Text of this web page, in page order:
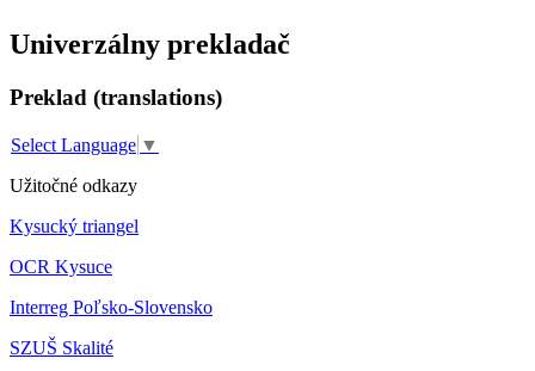
Univerzálny prekladač
Preklad (translations)
Select Language ▼
Užitočné odkazy
Kysucký triangel
OCR Kysuce
Interreg Poľsko-Slovensko
SZUŠ Skalité